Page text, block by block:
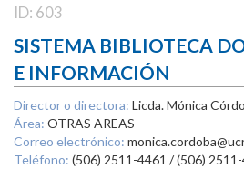
ID: 603
SISTEMA BIBLIOTECA
E INFORMACIÓN
Director o directora: Licda. Mónica
Área: OTRAS AREAS
Correo electrónico:
Teléfono: (506) 2511-4461 / (506)